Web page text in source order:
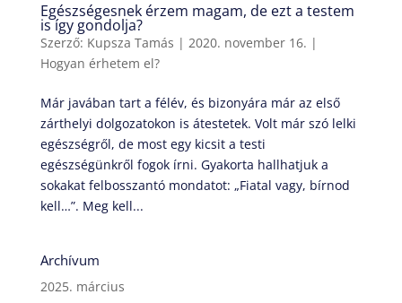
Egészségesnek érzem magam, de ezt a testem
is így gondolja?
Szerző: Kupsza Tamás | 2020. november 16. |
Hogyan érhetem el?
Már javában tart a félév, és bizonyára már az első
zárthelyi dolgozatokon is átestetek. Volt már szó lelki
egészségről, de most egy kicsit a testi
egészségünkről fogok írni. Gyakorta hallhatjuk a
sokakat felbosszantó mondatot: „Fiatal vagy, bírnod
kell…”. Meg kell...
Archívum
2025. március